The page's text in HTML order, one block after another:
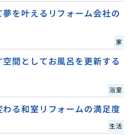
を叶えるリフォーム会社の
家
間としてお風呂を更新する
浴室
る和室リフォームの満足度
生活